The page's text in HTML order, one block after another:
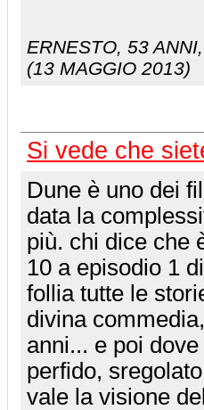
ERNESTO, 53
(13 MAGGIO 2013)
Si vede che
Dune è uno dei
data la
più. chi dice che
10 a episodio 1
follia tutte le
divina
anni... e poi
perfido,
vale la visione